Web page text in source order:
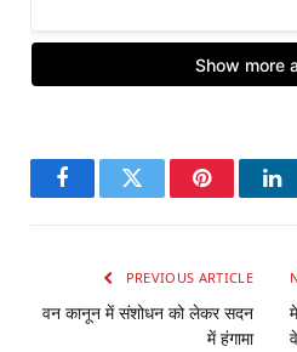
FacebookTwitter Pinterest
PREVIOUS ARTICLE
वन कानून में संशोधन को लेकर सदन
में हंगामा